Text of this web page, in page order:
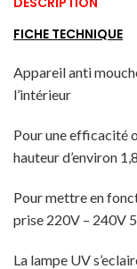
FICHE TECHNIQUE
Appareil anti
l’intérieur
Pour une efficacité
hauteur d’environ
Pour mettre en
prise 220V – 240V
La lampe UV